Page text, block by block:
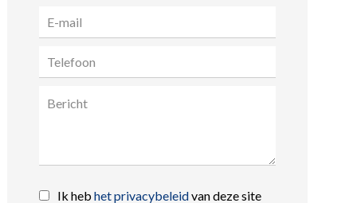
Ik hebhet privacybeleidvan deze site